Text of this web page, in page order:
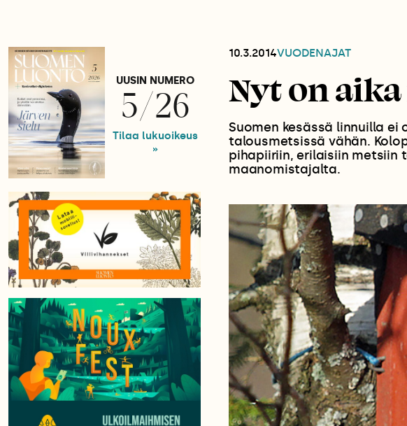
UUSIN NUMERO
5/26
Tilaa lukuoikeus
»
10.3.2014VUODENAJAT
Nyt on
Suomen kesässä linnuilla
talousmetsissä vähän.
pihapiiriin, erilaisiin metsiin
maanomistajalta.